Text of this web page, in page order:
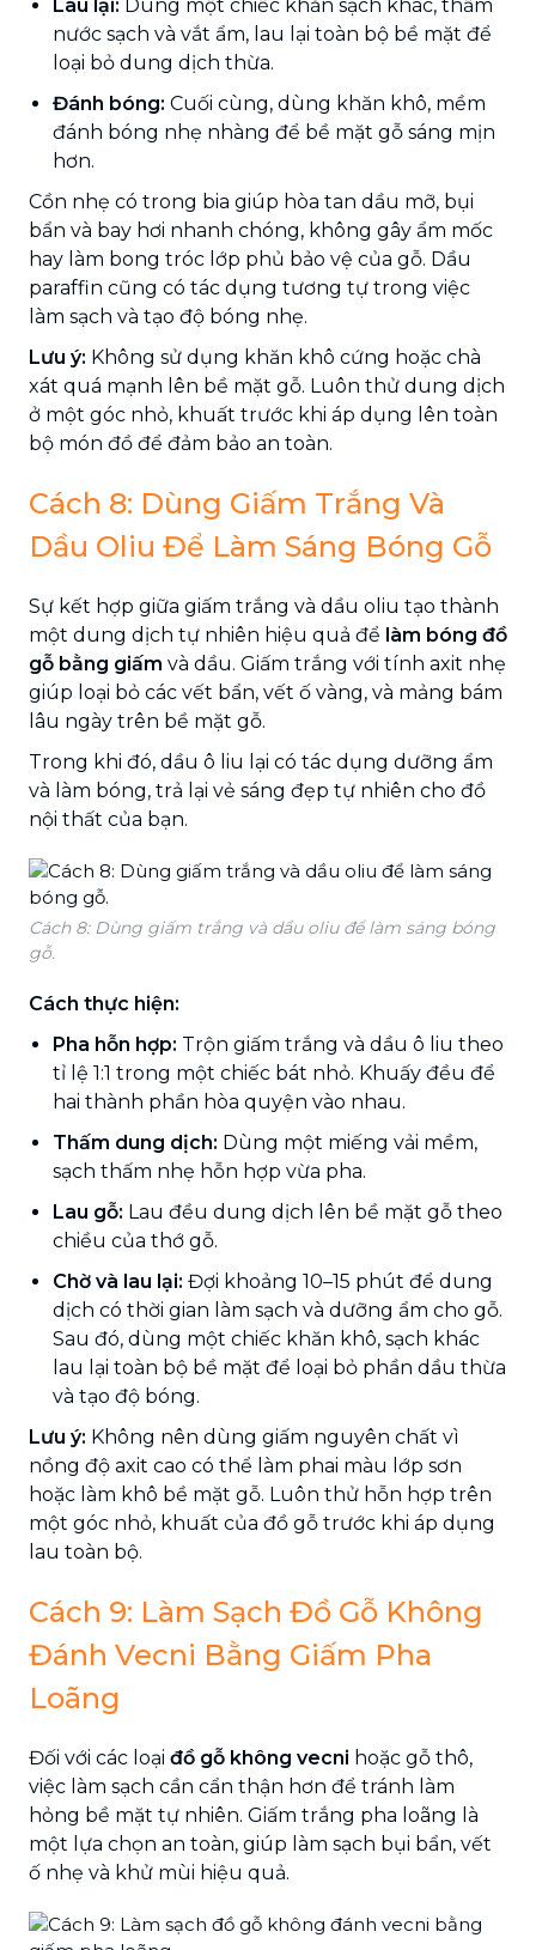
Lau lại: Dùng một chiếc khăn sạch khác, thấm
nước sạch và vắt ẩm, lau lại toàn bộ bề mặt để
loại bỏ dung dịch thừa.
Đánh bóng: Cuối cùng, dùng khăn khô, mềm
đánh bóng nhẹ nhàng để bề mặt gỗ sáng mịn
hơn.
Cồn nhẹ có trong bia giúp hòa tan dầu mỡ, bụi
bẩn và bay hơi nhanh chóng, không gây ẩm mốc
hay làm bong tróc lớp phủ bảo vệ của gỗ. Dầu
paraffin cũng có tác dụng tương tự trong việc
làm sạch và tạo độ bóng nhẹ.
Lưu ý: Không sử dụng khăn khô cứng hoặc chà
xát quá mạnh lên bề mặt gỗ. Luôn thử dung dịch
ở một góc nhỏ, khuất trước khi áp dụng lên toàn
bộ món đồ để đảm bảo an toàn.
Cách 8: Dùng Giấm Trắng Và
Dầu Oliu Để Làm Sáng Bóng Gỗ
Sự kết hợp giữa giấm trắng và dầu oliu tạo thành
một dung dịch tự nhiên hiệu quả để làm bóng đồ
gỗ bằng giấm và dầu. Giấm trắng với tính axit nhẹ
giúp loại bỏ các vết bẩn, vết ố vàng, và mảng bám
lâu ngày trên bề mặt gỗ.
Trong khi đó, dầu ô liu lại có tác dụng dưỡng ẩm
và làm bóng, trả lại vẻ sáng đẹp tự nhiên cho đồ
nội thất của bạn.
Cách 8: Dùng giấm trắng và dầu oliu để làm sáng bóng
gỗ.
Cách thực hiện:
Pha hỗn hợp: Trộn giấm trắng và dầu ô liu theo
tỉ lệ 1:1 trong một chiếc bát nhỏ. Khuấy đều để
hai thành phần hòa quyện vào nhau.
Thấm dung dịch: Dùng một miếng vải mềm,
sạch thấm nhẹ hỗn hợp vừa pha.
Lau gỗ: Lau đều dung dịch lên bề mặt gỗ theo
chiều của thớ gỗ.
Chờ và lau lại: Đợi khoảng 10–15 phút để dung
dịch có thời gian làm sạch và dưỡng ẩm cho gỗ.
Sau đó, dùng một chiếc khăn khô, sạch khác
lau lại toàn bộ bề mặt để loại bỏ phần dầu thừa
và tạo độ bóng.
Lưu ý: Không nên dùng giấm nguyên chất vì
nồng độ axit cao có thể làm phai màu lớp sơn
hoặc làm khô bề mặt gỗ. Luôn thử hỗn hợp trên
một góc nhỏ, khuất của đồ gỗ trước khi áp dụng
lau toàn bộ.
Cách 9: Làm Sạch Đồ Gỗ Không
Đánh Vecni Bằng Giấm Pha
Loãng
Đối với các loại đồ gỗ không vecni hoặc gỗ thô,
việc làm sạch cần cẩn thận hơn để tránh làm
hỏng bề mặt tự nhiên. Giấm trắng pha loãng là
một lựa chọn an toàn, giúp làm sạch bụi bẩn, vết
ố nhẹ và khử mùi hiệu quả.